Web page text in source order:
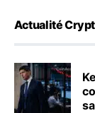
Actualité